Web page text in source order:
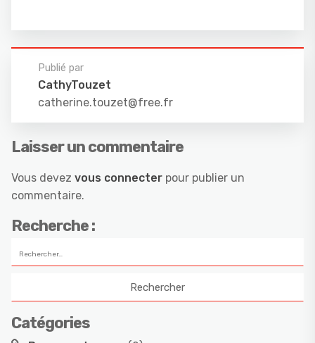
Publié par
CathyTouzet
catherine.touzet@free.fr
Laisser un commentaire
Vous devez vous connecter pour publier un
commentaire.
Recherche :
Catégories